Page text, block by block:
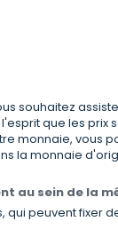
souhaitez
que les
monnaie, vous
la monnaie
au sein de la
qui peuvent fixer